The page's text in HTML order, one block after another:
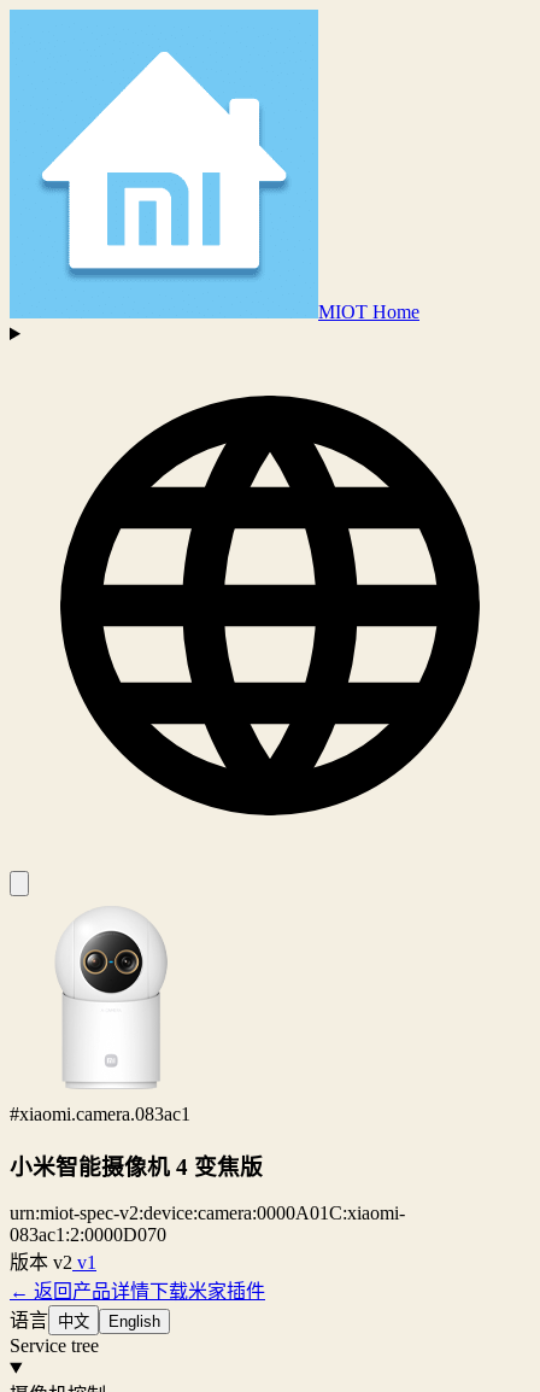
MIOT Home
#xiaomi.camera.083ac1
小米智能摄像机 4 变焦版
urn:miot-spec-v2:device:camera:0000A01C:xiaomi-
083ac1:2:0000D070
版本 v2 v1
← 返回产品详情下载米家插件
语言 中文 English
Service tree